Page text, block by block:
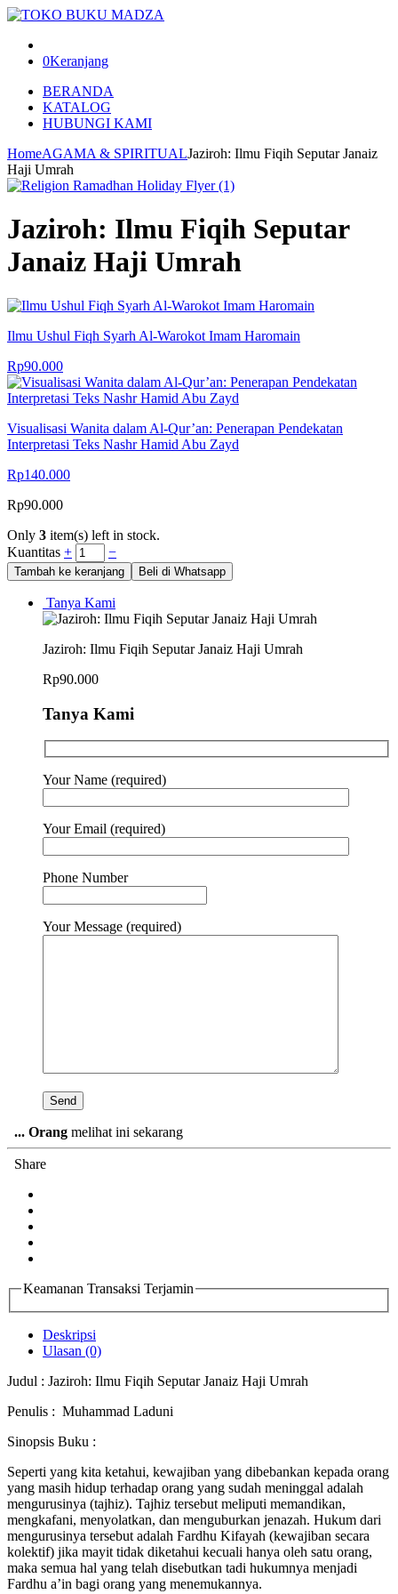
0Keranjang
BERANDA
KATALOG
HUBUNGI KAMI
HomeAGAMA & SPIRITUALJaziroh: Ilmu Fiqih Seputar Janaiz
Haji Umrah
Jaziroh: Ilmu Fiqih Seputar
Janaiz Haji Umrah
Ilmu Ushul Fiqh Syarh Al-Warokot Imam Haromain
Rp90.000
Visualisasi Wanita dalam Al-Qur’an: Penerapan Pendekatan
Interpretasi Teks Nashr Hamid Abu Zayd
Rp140.000
Rp90.000
Only 3 item(s) left in stock.
Kuantitas + −
Tambah ke keranjang Beli di Whatsapp
Tanya Kami
Jaziroh: Ilmu Fiqih Seputar Janaiz Haji Umrah
Rp90.000
Tanya Kami
Your Name (required)
Your Email (required)
Phone Number
Your Message (required)
... Orang melihat ini sekarang
Share
Keamanan Transaksi Terjamin
Deskripsi
Ulasan (0)
Judul : Jaziroh: Ilmu Fiqih Seputar Janaiz Haji Umrah
Penulis : Muhammad Laduni
Sinopsis Buku :
Seperti yang kita ketahui, kewajiban yang dibebankan kepada orang
yang masih hidup terhadap orang yang sudah meninggal adalah
mengurusinya (tajhiz). Tajhiz tersebut meliputi memandikan,
mengkafani, menyolatkan, dan menguburkan jenazah. Hukum dari
mengurusinya tersebut adalah Fardhu Kifayah (kewajiban secara
kolektif) jika mayit tidak diketahui kecuali hanya oleh satu orang,
maka semua hal yang telah disebutkan tadi hukumnya menjadi
Fardhu a’in bagi orang yang menemukannya.